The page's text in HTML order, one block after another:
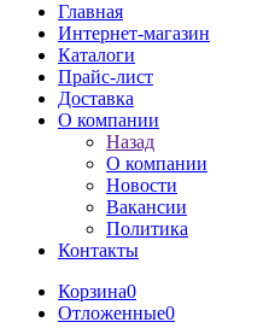
Главная
Интернет-магазин
Каталоги
Прайс-лист
Доставка
О компании
Назад
О компании
Новости
Вакансии
Политика
Контакты
Корзина0
Отложенные0